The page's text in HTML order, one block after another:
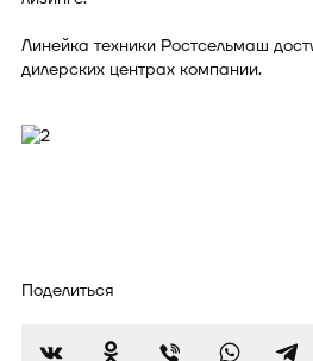
Линейка техники Ростсельмаш
дилерских центрах компании.
Поделиться